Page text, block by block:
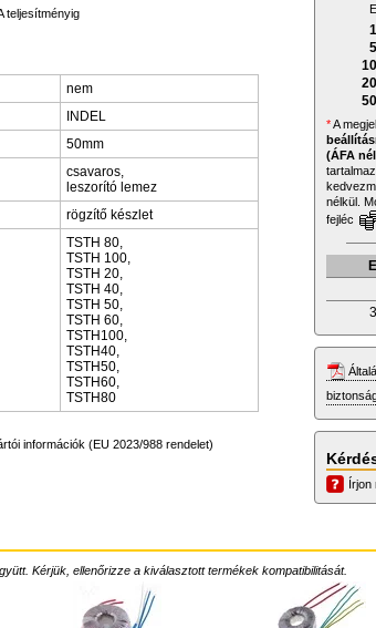
teljesítményig
nem
INDEL
50mm
csavaros,
leszorító lemez
rögzítő készlet
TSTH 80,
TSTH 100,
TSTH 20,
TSTH 40,
TSTH 50,
TSTH 60,
TSTH100,
TSTH40,
TSTH50,
TSTH60,
TSTH80
információk (EU 2023/988 rendelet)
*A
(ÁFA
nélkül.
fejléc
Írjon
Kérjük, ellenőrizze a kiválasztott termékek kompatibilitását.